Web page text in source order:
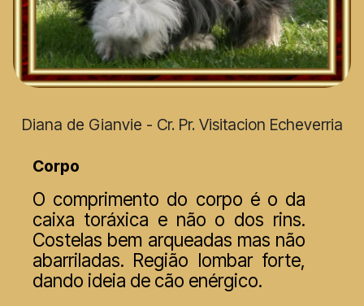
Diana de Gianvie - Cr. Pr. Visitacion Echeverria
Corpo
O comprimento do corpo é o da
caixa toráxica e não o dos rins.
Costelas bem arqueadas mas não
abarriladas. Região lombar forte,
dando ideia de cão enérgico.